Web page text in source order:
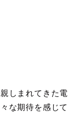
しまれてきた電
な期待を感じて